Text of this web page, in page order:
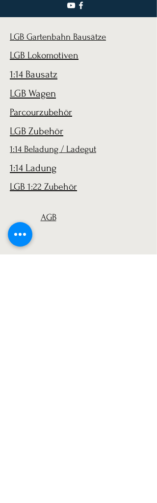
LGB Gartenbahn Bausätze
LGB Lokomotiven
1:14 Bausatz
LGB Wagen
Parcourzubehör
LGB Zubehör
1:14 Beladung / Ladegut
1:14 Ladung
LGB 1:22 Zubehör
AGB